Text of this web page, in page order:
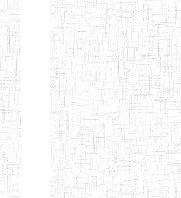
Etablissements
d'enseignement
secondaire
technique
et
professionnel